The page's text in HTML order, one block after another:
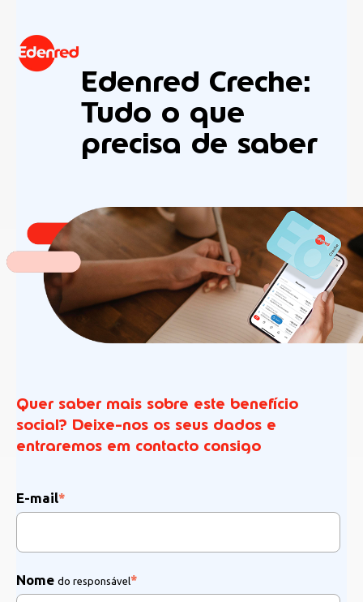
Edenred Creche:
Tudo o que
precisa de saber
Quer saber mais sobre este benefício
social? Deixe-nos os seus dados e
entraremos em contacto consigo
E-mail*
Nome do responsável*